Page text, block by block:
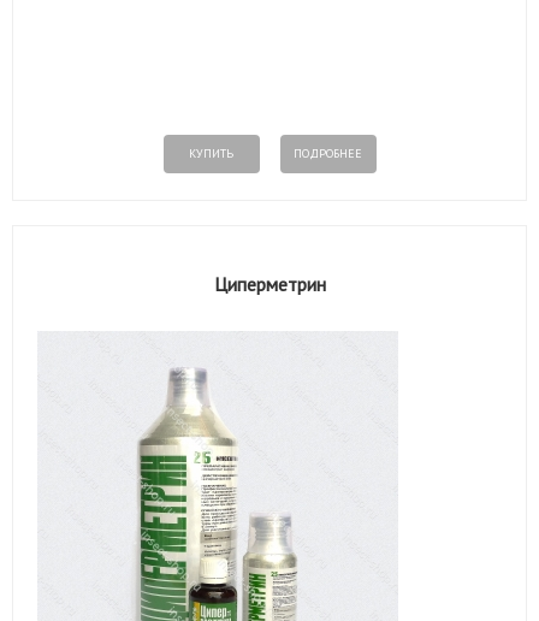
КУПИТЬ ПОДРОБНЕЕ
Циперметрин